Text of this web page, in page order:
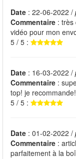
Date : 22-06-2022 /
Commentaire : très
vidéo pour mon
5 / 5 :
Date : 16-03-2022 /
Commentaire :
top! je recommande!
5 / 5 :
Date : 01-02-2022 /
Commentaire :
parfaitement à la